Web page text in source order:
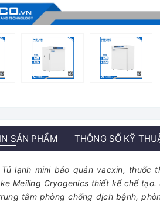
SẢN PHẨM THÔNG SỐ KỸ
Tủ lạnh mini bảo quản vacxin,
Meiling Cryogenics thiết kế chế
tâm phòng chống dịch bệnh,